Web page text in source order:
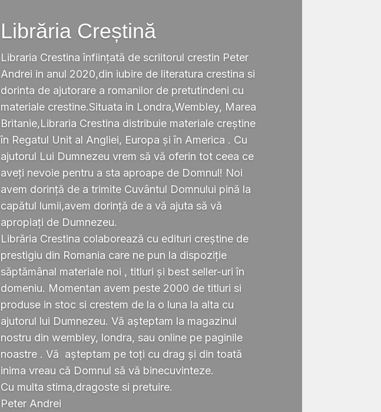
Librăria Creștină
Libraria Crestina înființată de scriitorul crestin Peter
Andrei in anul 2020,din iubire de literatura crestina si
dorinta de ajutorare a romanilor de pretutindeni cu
materiale crestine.Situata in Londra,Wembley, Marea
Britanie,Libraria Crestina distribuie materiale creștine
în Regatul Unit al Angliei, Europa și în America . Cu
ajutorul Lui Dumnezeu vrem să vă oferin tot ceea ce
aveți nevoie pentru a sta aproape de Domnul! Noi
avem dorință de a trimite Cuvântul Domnului pină la
capătul lumii,avem dorință de a vă ajuta să vă
apropiați de Dumnezeu.
Librăria Crestina colaborează cu edituri creștine de
prestigiu din Romania care ne pun la dispoziție
săptămânal materiale noi , titluri și best seller-uri în
domeniu. Momentan avem peste 2000 de titluri si
produse in stoc si crestem de la o luna la alta cu
ajutorul lui Dumnezeu. Vă așteptam la magazinul
nostru din wembley, londra, sau online pe paginile
noastre . Vă așteptam pe toți cu drag și din toată
inima vreau că Domnul să vă binecuvinteze.
Cu multa stima,dragoste si pretuire.
Peter Andrei